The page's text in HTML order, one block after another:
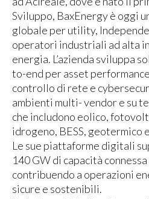
Sviluppo, BaxEnergy è oggi
globale per utility,
operatori industriali ad alta
energia. L’azienda sviluppa
to-end per asset
controllo di rete e
ambienti multi- vendor e su
che includono eolico,
idrogeno, BESS, geotermico
Le sue piattaforme digitali
140 GW di capacità
contribuendo a operazioni
sicure e sostenibili.